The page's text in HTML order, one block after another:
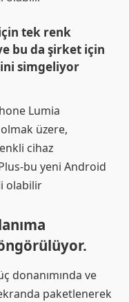
tek renk
bu da şirket için
simgeliyor
Lumia
üzere,
cihaz
bu yeni Android
olabilir
donanımında ve
paketlenerek